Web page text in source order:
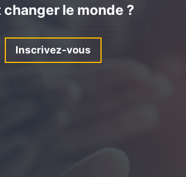
le monde ?
Inscrivez-vous